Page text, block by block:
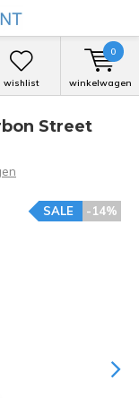
wishlist winkelwagen
0
Street
-14%
SALE